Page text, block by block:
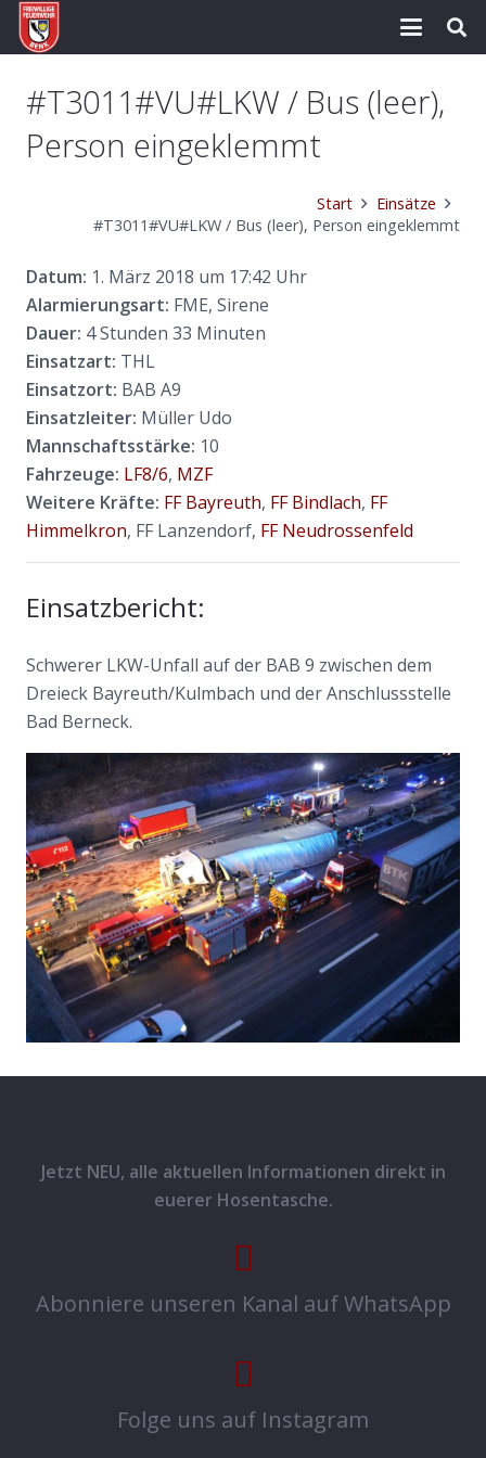
#T3011#VU#LKW / Bus (leer),
Person eingeklemmt
Start
Einsätze
#T3011#VU#LKW / Bus (leer), Person eingeklemmt
Datum: 1. März 2018 um 17:42 Uhr
Alarmierungsart: FME, Sirene
Dauer: 4 Stunden 33 Minuten
Einsatzart: THL
Einsatzort: BAB A9
Einsatzleiter: Müller Udo
Mannschaftsstärke: 10
Fahrzeuge: LF8/6, MZF
Weitere Kräfte: FF Bayreuth, FF Bindlach, FF
Himmelkron, FF Lanzendorf, FF Neudrossenfeld
Einsatzbericht:
Schwerer LKW-Unfall auf der BAB 9 zwischen dem
Dreieck Bayreuth/Kulmbach und der Anschlussstelle
Bad Berneck.
Jetzt NEU, alle aktuellen Informationen direkt in
euerer Hosentasche.
Abonniere unseren Kanal auf WhatsApp
Folge uns auf Instagram